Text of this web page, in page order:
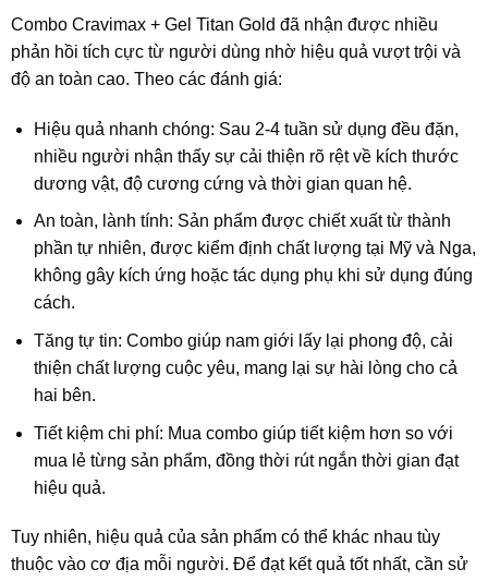
Combo Cravimax + Gel Titan Gold đã nhận được nhiều
phản hồi tích cực từ người dùng nhờ hiệu quả vượt trội và
độ an toàn cao. Theo các đánh giá:
Hiệu quả nhanh chóng: Sau 2-4 tuần sử dụng đều đặn,
nhiều người nhận thấy sự cải thiện rõ rệt về kích thước
dương vật, độ cương cứng và thời gian quan hệ.
An toàn, lành tính: Sản phẩm được chiết xuất từ thành
phần tự nhiên, được kiểm định chất lượng tại Mỹ và Nga,
không gây kích ứng hoặc tác dụng phụ khi sử dụng đúng
cách.
Tăng tự tin: Combo giúp nam giới lấy lại phong độ, cải
thiện chất lượng cuộc yêu, mang lại sự hài lòng cho cả
hai bên.
Tiết kiệm chi phí: Mua combo giúp tiết kiệm hơn so với
mua lẻ từng sản phẩm, đồng thời rút ngắn thời gian đạt
hiệu quả.
Tuy nhiên, hiệu quả của sản phẩm có thể khác nhau tùy
thuộc vào cơ địa mỗi người. Để đạt kết quả tốt nhất, cần sử